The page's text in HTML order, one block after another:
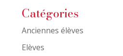
Catégories
Anciennes élèves
Elèves